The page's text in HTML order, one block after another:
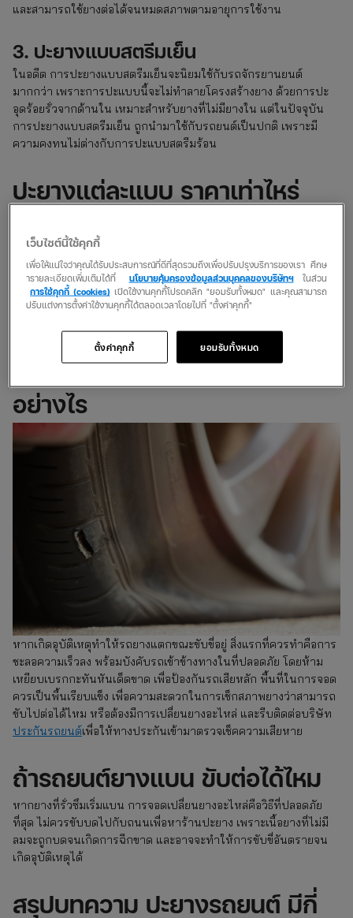
และสามารถใช้ยางต่อได้จนหมดสภาพตามอายุการใช้งาน
3. ปะยางแบบสตรีมเย็น
ในอดีต การปะยางแบบสตรีมเย็นจะนิยมใช้กับรถจักรยานยนต์
มากกว่า เพราะการปะแบบนี้จะไม่ทำลายโครงสร้างยาง ด้วยการปะ
อุดร้อยรั่วจากด้านใน เหมาะสำหรับยางที่ไม่มียางใน แต่ในปัจจุบัน
การปะยางแบบสตรีมเย็น ถูกนำมาใช้กับรถยนต์เป็นปกติ เพราะมี
ความคงทนไม่ต่างกับการปะแบบสตรีมร้อน
ปะยางแต่ละแบบ ราคาเท่าไหร่
แก้ปัญหาที่พื้นผิวยางเพียงจุดเล็กๆ แต่มีราคาที่แตกต่างกันไปตาม
สถานที่ และส่วนมากเรตราคาจะไม่เกินไปจากนี้
ปะยางตัวหนอน – 70 ถึง 100 บาท
ปะยางแบบสตรีมร้อน – 150 ถึง 300 บาท
เมื่อรถยนต์เกิดยางแตกต้องทำ
อย่างไร
หากเกิดอุบัติเหตุทำให้รถยางแตกขณะขับขี่อยู่ สิ่งแรกที่ควรทำคือการ
ชะลอความเร็วลง พร้อมบังคับรถเข้าข้างทางในที่ปลอดภัย โดยห้าม
เหยียบเบรกกะทันหันเด็ดขาด เพื่อป้องกันรถเสียหลัก พื้นที่ในการจอด
ควรเป็นพื้นเรียบแข็ง เพื่อความสะดวกในการเช็กสภาพยางว่าสามารถ
ขับไปต่อได้ไหม หรือต้องมีการเปลี่ยนยางอะไหล่ และรีบติดต่อบริษัท
ประกันรถยนต์เพื่อให้ทางประกันเข้ามาตรวจเช็คความเสียหาย
ถ้ารถยนต์ยางแบน ขับต่อได้ไหม
หากยางที่รั่วซึมเริ่มแบน การจอดเปลี่ยนยางอะไหล่คือวิธีที่ปลอดภัย
ที่สุด ไม่ควรขับบดไปกับถนนเพื่อหาร้านปะยาง เพราะเนื้อยางที่ไม่มี
ลมจะถูกบดจนเกิดการฉีกขาด และอาจจะทำให้การขับขี่อันตรายจน
เกิดอุบัติเหตุได้
สรุปบทความ ปะยางรถยนต์ มีกี่
เว็บไซต์นี้ใช้คุกกี้
เพื่อให้แน่ใจว่าคุณได้รับประสบการณ์ที่ดีที่สุดรวมถึงเพื่อปรับปรุงบริการของเรา ศึกษ
ารายละเอียดเพิ่มเติมได้ที่
นโยบายคุ้มครองข้อมูลส่วนบุคคลของบริษัทฯในส่วน
การใช้คุกกี้ (cookies) เปิดใช้งานคุกกี้โปรดคลิก "ยอมรับทั้งหมด" และคุณสามารถ
ปรับแต่งการตั้งค่าใช้งานคุกกี้ได้ตลอดเวลาโดยไปที่ "ตั้งค่าคุกกี้"
ยอมรับทั้งหมด
ตั้งค่าคุกกี้